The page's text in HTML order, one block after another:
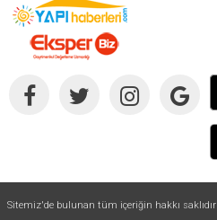
Sitemiz'de bulunan tüm içeriğin hakkı saklıdır